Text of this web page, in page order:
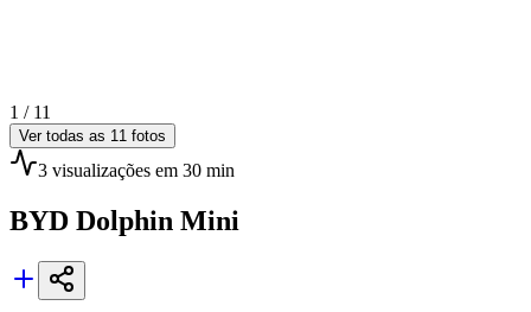
1 / 11
Ver todas as 11 fotos
3 visualizações em 30 min
BYD Dolphin Mini